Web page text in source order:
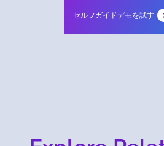
セルフガイドデモを試す